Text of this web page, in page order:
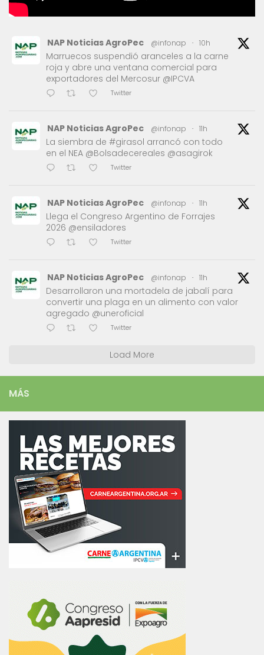
NAP Noticias AgroPec @infonap · 10h
Marruecos suspendió aranceles a la carne
roja y abre una ventana comercial para
exportadores del Mercosur @IPCVA
Twitter
NAP Noticias AgroPec @infonap · 11h
La siembra de #girasol arrancó con todo
en el NEA @Bolsadecereales @asagirok
Twitter
NAP Noticias AgroPec @infonap · 11h
Llega el Congreso Argentino de Forrajes
2026 @ensiladores
Twitter
NAP Noticias AgroPec @infonap · 11h
Desarrollaron una mortadela de jabalí para
convertir una plaga en un alimento con valor
agregado @uneroficial
Twitter
Load More
MÁS